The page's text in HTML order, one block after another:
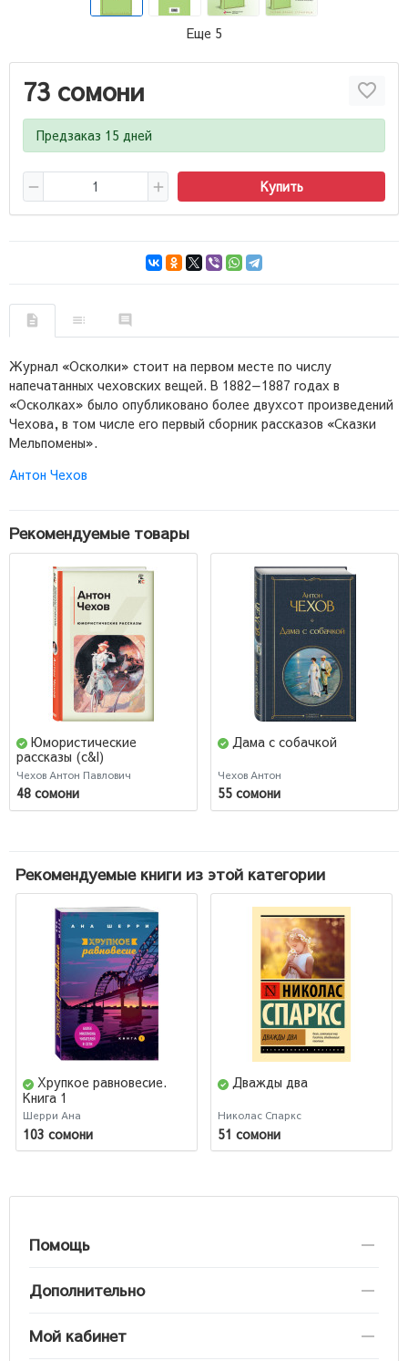
Еще 5
73 сомони
Предзаказ 15 дней
Купить
Журнал «Осколки» стоит на первом месте по числу
напечатанных чеховских вещей. В 1882—1887 годах в
«Осколках» было опубликовано более двухсот произведений
Чехова, в том числе его первый сборник рассказов «Сказки
Мельпомены».
Антон Чехов
Рекомендуемые товары
Юмористические
рассказы (c&l)
Чехов Антон Павлович
48 сомони
Дама с собачкой
Чехов Антон
55 сомони
Рекомендуемые книги из этой категории
Хрупкое равновесие.
Книга 1
Шерри Ана
103 сомони
Дважды два
Николас Спаркс
51 сомони
Помощь
Дополнительно
Мой кабинет